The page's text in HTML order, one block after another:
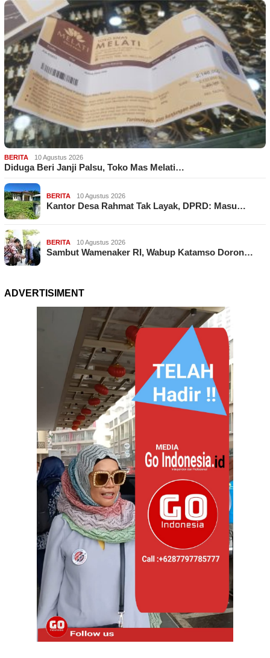
BERITA 10 Agustus 2026
Diduga Beri Janji Palsu, Toko Mas Melati…
BERITA 10 Agustus 2026
Kantor Desa Rahmat Tak Layak, DPRD: Masu…
BERITA 10 Agustus 2026
Sambut Wamenaker RI, Wabup Katamso Doron…
ADVERTISIMENT